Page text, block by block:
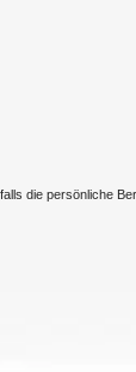
die persönliche